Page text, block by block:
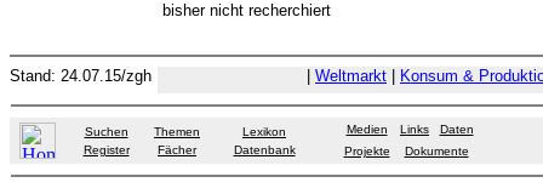
bisher nicht recherchiert
Stand: 24.07.15/zgh Weltmarkt Konsum &
Suchen Themen
Lexikon
Register
Fächer Datenbank
Medien Links
Daten
Projekte
Dokumente